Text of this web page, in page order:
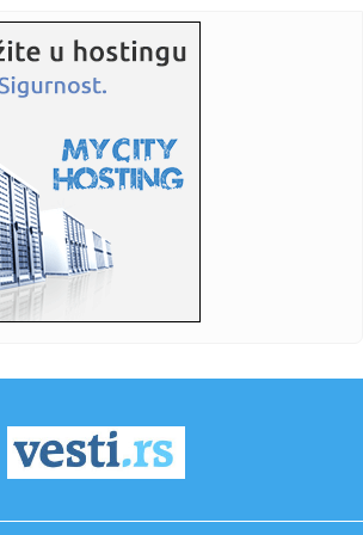
sjednica u Prištini: Poslanica jajima gađala Kurtija
u bolnicu sa 6,2 promila alkohola u krvi: "Ne
sastanka sa Zelenskim: Srbija podržava
bivšeg predsednika Vrhovnog suda za
sandale koje osvajaju ljeto 2026: Ovi modeli su